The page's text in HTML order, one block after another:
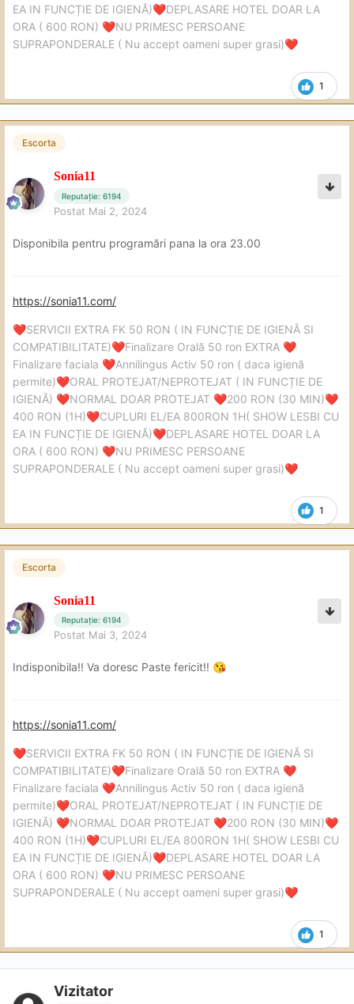
1
EA IN FUNCȚIE DE IGIENĂ)❤️DEPLASARE HOTEL DOAR LA
ORA ( 600 RON) ❤️NU PRIMESC PERSOANE
SUPRAPONDERALE ( Nu accept oameni super grasi)❤️
Escorta
Sonia11
Reputație: 6194
Postat Mai 2, 2024
Disponibila pentru programări pana la ora 23.00
1
https://sonia11.com/
❤️SERVICII EXTRA FK 50 RON ( IN FUNCȚIE DE IGIENĂ SI
COMPATIBILITATE)❤️Finalizare Orală 50 ron EXTRA ❤️
Finalizare faciala ❤️Annilingus Activ 50 ron ( daca igienă
permite)❤️ORAL PROTEJAT/NEPROTEJAT ( IN FUNCȚIE DE
IGIENĂ) ❤️NORMAL DOAR PROTEJAT ❤️200 RON (30 MIN)❤️
400 RON (1H)❤️CUPLURI EL/EA 800RON 1H( SHOW LESBI CU
EA IN FUNCȚIE DE IGIENĂ)❤️DEPLASARE HOTEL DOAR LA
ORA ( 600 RON) ❤️NU PRIMESC PERSOANE
SUPRAPONDERALE ( Nu accept oameni super grasi)❤️
Escorta
Sonia11
Reputație: 6194
Postat Mai 3, 2024
Indisponibila!! Va doresc Paste fericit!! 😘
1
https://sonia11.com/
❤️SERVICII EXTRA FK 50 RON ( IN FUNCȚIE DE IGIENĂ SI
COMPATIBILITATE)❤️Finalizare Orală 50 ron EXTRA ❤️
Finalizare faciala ❤️Annilingus Activ 50 ron ( daca igienă
permite)❤️ORAL PROTEJAT/NEPROTEJAT ( IN FUNCȚIE DE
IGIENĂ) ❤️NORMAL DOAR PROTEJAT ❤️200 RON (30 MIN)❤️
400 RON (1H)❤️CUPLURI EL/EA 800RON 1H( SHOW LESBI CU
EA IN FUNCȚIE DE IGIENĂ)❤️DEPLASARE HOTEL DOAR LA
ORA ( 600 RON) ❤️NU PRIMESC PERSOANE
SUPRAPONDERALE ( Nu accept oameni super grasi)❤️
Vizitator